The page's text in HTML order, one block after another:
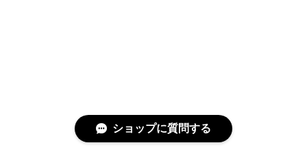
ショップに質問する